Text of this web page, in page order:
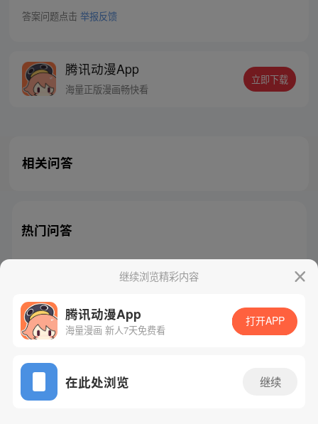
答案问题点击 举报反馈
腾讯动漫App
海量正版漫画畅快看
立即下载
相关问答
热门问答
继续浏览精彩内容
腾讯动漫App
海量漫画 新人7天免费看
打开APP
在此处浏览 继续
腾讯漫画 起点读书 QQ阅读
网站备案/许可证号：粤B2-20090059-5